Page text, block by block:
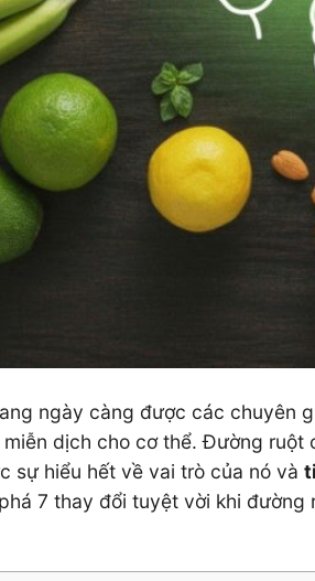
ngày càng được các chuyên
dịch cho cơ thể. Đường ruột
sự hiểu hết về vai trò của nó và
7 thay đổi tuyệt vời khi